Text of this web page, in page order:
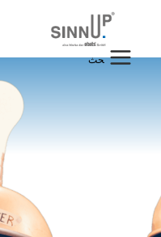
المحتوى
البحث